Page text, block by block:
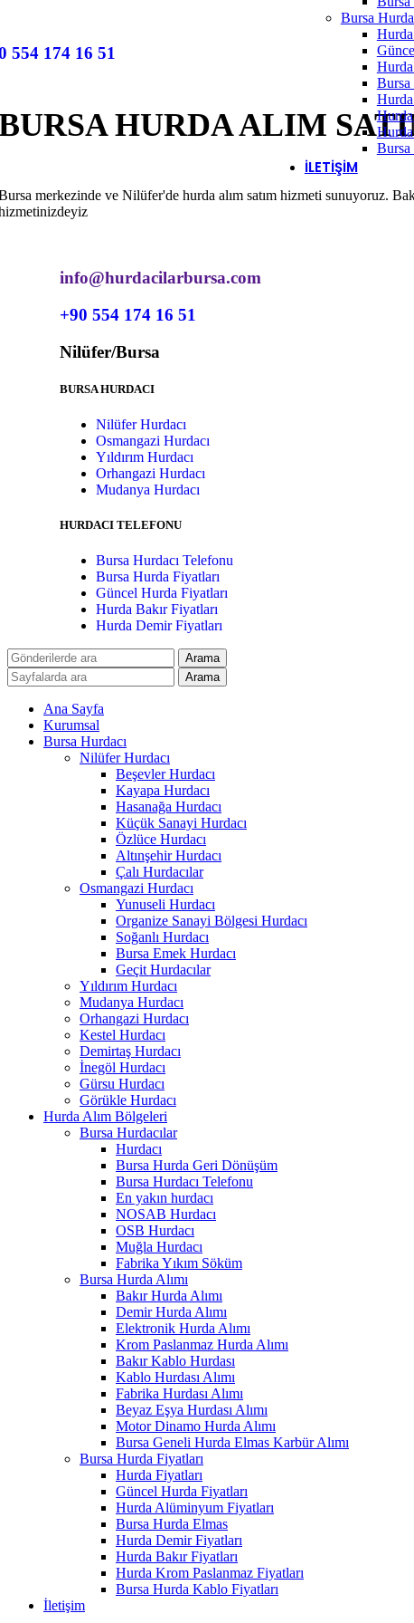
Bursa
Bursa
Hurda
Bursa
İLETIŞIM
554 174 16 51
HURDA ALIM
merkezinde ve Nilüfer'de hurda alım satım hizmeti sunuyoruz.
info@hurdacilarbursa.com
+90 554 174 16 51
Nilüfer/Bursa
BURSA HURDACI
Nilüfer Hurdacı
Osmangazi Hurdacı
Yıldırım Hurdacı
Orhangazi Hurdacı
Mudanya Hurdacı
HURDACI TELEFONU
Bursa Hurdacı Telefonu
Bursa Hurda Fiyatları
Güncel Hurda Fiyatları
Hurda Bakır Fiyatları
Hurda Demir Fiyatları
Arama
Arama
Ana Sayfa
Kurumsal
Bursa Hurdacı
Nilüfer Hurdacı
Beşevler Hurdacı
Kayapa Hurdacı
Hasanağa Hurdacı
Küçük Sanayi Hurdacı
Özlüce Hurdacı
Altınşehir Hurdacı
Çalı Hurdacılar
Osmangazi Hurdacı
Yunuseli Hurdacı
Organize Sanayi Bölgesi Hurdacı
Soğanlı Hurdacı
Bursa Emek Hurdacı
Geçit Hurdacılar
Yıldırım Hurdacı
Mudanya Hurdacı
Orhangazi Hurdacı
Kestel Hurdacı
Demirtaş Hurdacı
İnegöl Hurdacı
Gürsu Hurdacı
Görükle Hurdacı
Hurda Alım Bölgeleri
Bursa Hurdacılar
Hurdacı
Bursa Hurda Geri Dönüşüm
Bursa Hurdacı Telefonu
En yakın hurdacı
NOSAB Hurdacı
OSB Hurdacı
Muğla Hurdacı
Fabrika Yıkım Söküm
Bursa Hurda Alımı
Bakır Hurda Alımı
Demir Hurda Alımı
Elektronik Hurda Alımı
Krom Paslanmaz Hurda Alımı
Bakır Kablo Hurdası
Kablo Hurdası Alımı
Fabrika Hurdası Alımı
Beyaz Eşya Hurdası Alımı
Motor Dinamo Hurda Alımı
Bursa Geneli Hurda Elmas Karbür Alımı
Bursa Hurda Fiyatları
Hurda Fiyatları
Güncel Hurda Fiyatları
Hurda Alüminyum Fiyatları
Bursa Hurda Elmas
Hurda Demir Fiyatları
Hurda Bakır Fiyatları
Hurda Krom Paslanmaz Fiyatları
Bursa Hurda Kablo Fiyatları
İletişim